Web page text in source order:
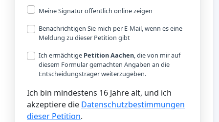
Meine Signatur öffentlich online zeigen
Benachrichtigen Sie mich per E-Mail, wenn es eine
Meldung zu dieser Petition gibt
Ich ermächtige Petition Aachen, die von mir auf
diesem Formular gemachten Angaben an die
Entscheidungsträger weiterzugeben.
Ich bin mindestens 16 Jahre alt, und ich
akzeptiere die Datenschutzbestimmungen
dieser Petition.